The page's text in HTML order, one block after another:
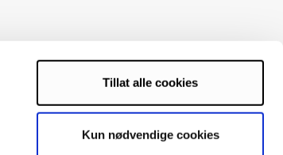
Tillat alle cookies
Kun nødvendige cookies